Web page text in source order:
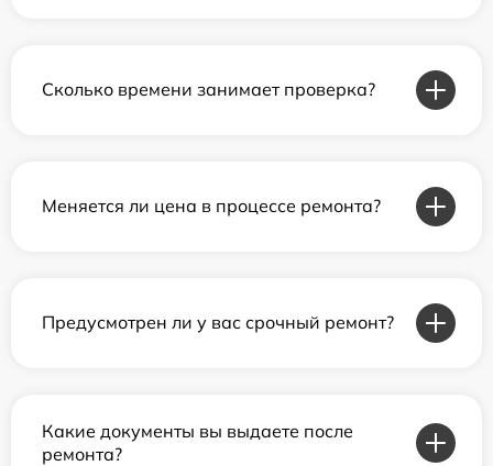
Сколько времени занимает проверка?
Меняется ли цена в процессе ремонта?
Предусмотрен ли у вас срочный ремонт?
Какие документы вы выдаете после
ремонта?